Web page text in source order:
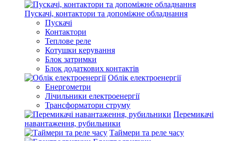
Пускачі, контактори та допоміжне обладнання
Пускачі
Контактори
Теплове реле
Котушки керування
Блок затримки
Блок додаткових контактів
Облік електроенергії
Енергометри
Лічильники електроенергії
Трансформатори струму
Перемикачі
навантаження, рубильники
Таймери та реле часу